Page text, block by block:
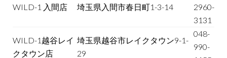
WILD-1 入間店 埼玉県入間市春日町1-3-14
2960-
3131
WILD-1越谷レイ
クタウン店
埼玉県越谷市レイクタウン9-1-
29
048-
990-